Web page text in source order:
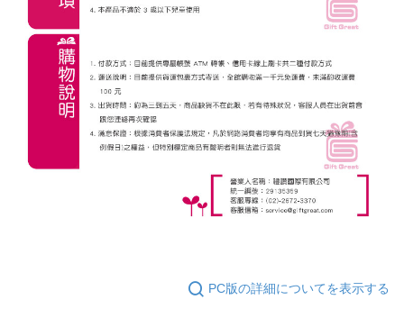
PC版の詳細についてを表示する